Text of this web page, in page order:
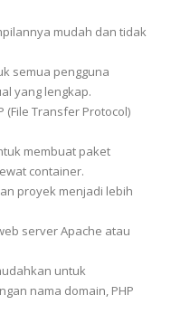
mudah dan tidak
semua pengguna
yang lengkap.
(File Transfer Protocol)
membuat paket
container.
proyek menjadi lebih
server Apache atau
untuk
nama domain, PHP